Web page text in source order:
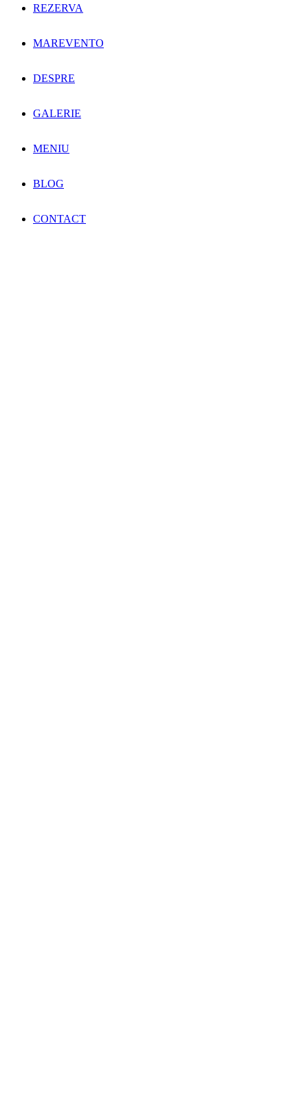
REZERVA
MAREVENTO
DESPRE
GALERIE
MENIU
BLOG
CONTACT